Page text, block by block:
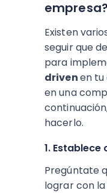
empresa?
Existen
seguir que
para
drivenen
en una
hacerlo.
1.
Pregúntate
lograr con